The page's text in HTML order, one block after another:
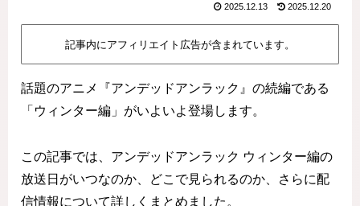
2025.12.13 2025.12.20
記事内にアフィリエイト広告が含まれています。
話題のアニメ『アンデッドアンラック』の続編である
「ウィンター編」がいよいよ登場します。
この記事では、アンデッドアンラック ウィンター編の
放送日がいつなのか、どこで見られるのか、さらに配
信情報について詳しくまとめました。